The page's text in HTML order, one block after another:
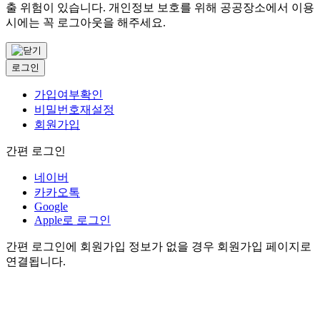
출 위험이 있습니다. 개인정보 보호를 위해 공공장소에서 이용
시에는 꼭 로그아웃을 해주세요.
로그인
가입여부확인
비밀번호재설정
회원가입
간편 로그인
네이버
카카오톡
Google
Apple로 로그인
간편 로그인에 회원가입 정보가 없을 경우 회원가입 페이지로
연결됩니다.